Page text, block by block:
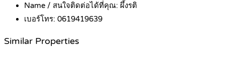
Name / สนใจติดต่อได้ที่คุณ: ผึ้งรติ
เบอร์โทร: 0619419639
Similar Properties